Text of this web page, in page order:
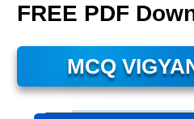
FREE PDF
MCQ